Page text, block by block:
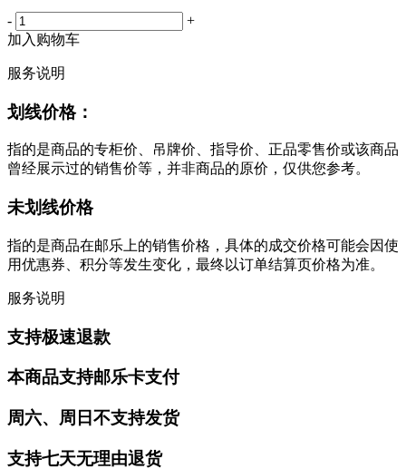
-
+
加入购物车
服务说明
划线价格：
指的是商品的专柜价、吊牌价、指导价、正品零售价或该商品
曾经展示过的销售价等，并非商品的原价，仅供您参考。
未划线价格
指的是商品在邮乐上的销售价格，具体的成交价格可能会因使
用优惠券、积分等发生变化，最终以订单结算页价格为准。
服务说明
支持极速退款
本商品支持邮乐卡支付
周六、周日不支持发货
支持七天无理由退货